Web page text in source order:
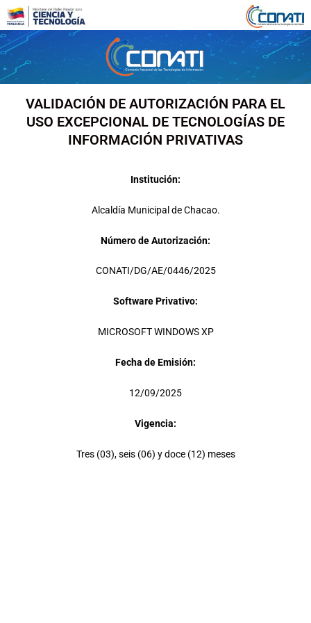
contenido
VALIDACIÓN DE AUTORIZACIÓN PARA EL
USO EXCEPCIONAL DE TECNOLOGÍAS DE
INFORMACIÓN PRIVATIVAS
Institución:
Alcaldía Municipal de Chacao.
Número de Autorización:
CONATI/DG/AE/0446/2025
Software Privativo:
MICROSOFT WINDOWS XP
Fecha de Emisión:
12/09/2025
Vigencia:
Tres (03), seis (06) y doce (12) meses